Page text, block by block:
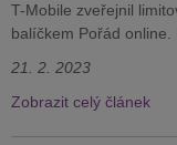
T-Mobile zveřejnil
balíčkem Pořád online.
21. 2. 2023
Zobrazit celý článek